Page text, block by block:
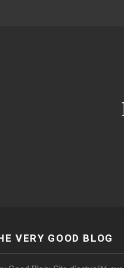
VERY GOOD BLOG